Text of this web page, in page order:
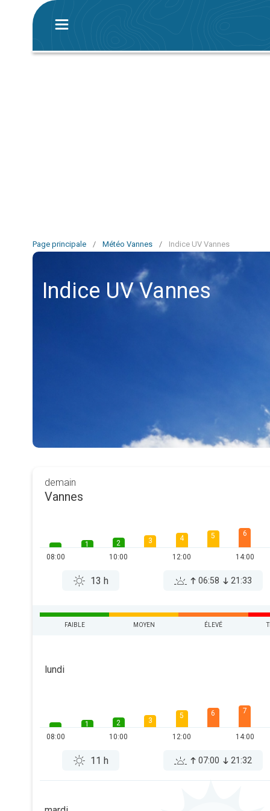
Page principale / Météo Vannes / Indice UV Vannes
Indice UV Vannes
demain
Vannes
08:00
1
2
10:00
3 4
12:00
5 6
14:00
13 h 06:58 21:33
FAIBLE MOYEN ÉLEVÉ
lundi
08:00
1
2
10:00
3
5
12:00
6 7
14:00
11 h 07:00 21:32